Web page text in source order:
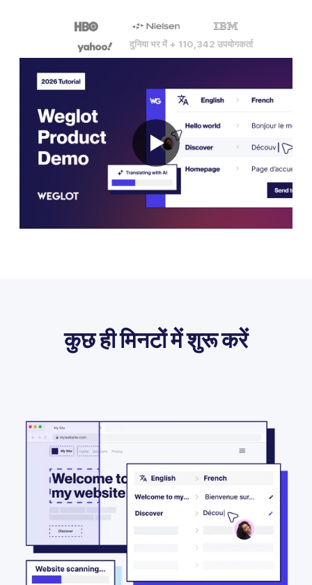
दुनिया भर में + 110,342 उपयोगकर्ता
कुछ ही मिनटों में शुरू करें